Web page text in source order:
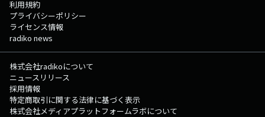
利用規約
プライバシーポリシー
ライセンス情報
radiko news
株式会社radikoについて
ニュースリリース
採用情報
特定商取引に関する法律に基づく表示
株式会社メディアプラットフォームラボについて